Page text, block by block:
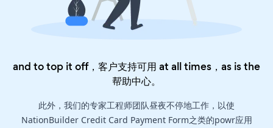
and to top it off，客户支持可用 at all times，as is the
帮助中心。
此外，我们的专家工程师团队昼夜不停地工作，以使
NationBuilder Credit Card Payment Form之类的powr应用